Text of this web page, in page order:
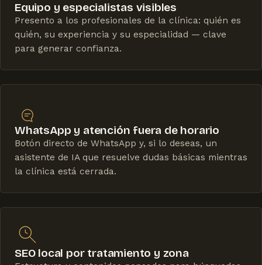
Equipo y especialistas visibles
Presento a los profesionales de la clínica: quién es
quién, su experiencia y su especialidad — clave
para generar confianza.
WhatsApp y atención fuera de horario
Botón directo de WhatsApp y, si lo deseas, un
asistente de IA que resuelve dudas básicas mientras
la clínica está cerrada.
SEO local por tratamiento y zona